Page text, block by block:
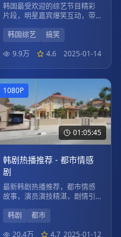
韩国最受欢迎的综艺节目精彩
片段，明星嘉宾爆笑互动，带
韩国综艺
搞笑
9.9万
4.6 2025-01-14
01:05:45
1080P
韩剧热播推荐 - 都市情感
剧
最新韩剧热播推荐，都市情感
故事，演员演技精湛，剧情引
韩剧
都市
20.4万
4.7 2025-01-12